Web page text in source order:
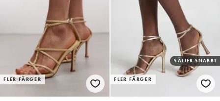
FLER FÄRGER FLER FÄRGER
SÄLJER SNABBT